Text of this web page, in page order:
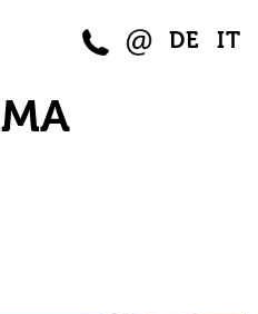
DE IT